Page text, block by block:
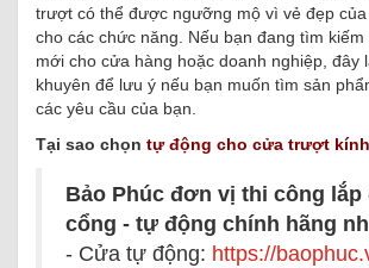
trượt có thể được ngưỡng mộ vì vẻ đẹp
cho các chức năng. Nếu bạn đang tìm
mới cho cửa hàng hoặc doanh nghiệp, đây
khuyên để lưu ý nếu bạn muốn tìm sản
các yêu cầu của bạn.
Tại sao chọn tự động cho cửa trượt kính
Bảo Phúc đơn vị thi công lắp
cổng - tự động chính hãng
- Cửa tự động: https://